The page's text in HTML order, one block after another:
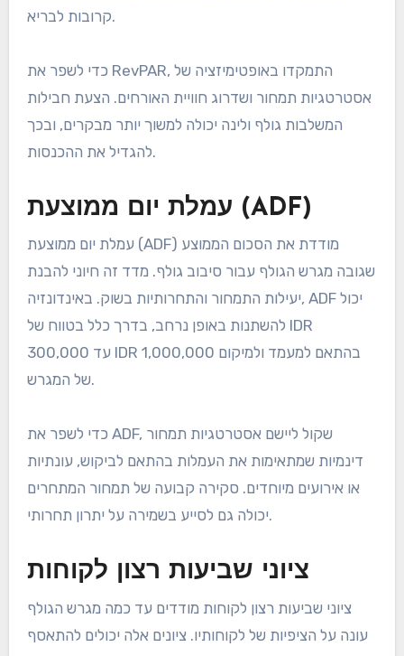
קרובות לבריא.
כדי לשפר את RevPAR, התמקדו באופטימיזציה של
אסטרטגיות תמחור ושדרוג חוויית האורחים. הצעת חבילות
המשלבות גולף ולינה יכולה למשוך יותר מבקרים, ובכך
להגדיל את ההכנסות.
עמלת יום ממוצעת (ADF)
עמלת יום ממוצעת (ADF) מודדת את הסכום הממוצע
שגובה מגרש הגולף עבור סיבוב גולף. מדד זה חיוני להבנת
יעילות התמחור והתחרותיות בשוק. באינדונזיה, ADF יכול
להשתנות באופן נרחב, בדרך כלל בטווח של IDR
300,000 עד IDR 1,000,000 בהתאם למעמד ולמיקום
של המגרש.
כדי לשפר את ADF, שקול ליישם אסטרטגיות תמחור
דינמיות שמתאימות את העמלות בהתאם לביקוש, עונתיות
או אירועים מיוחדים. סקירה קבועה של תמחור המתחרים
יכולה גם לסייע בשמירה על יתרון תחרותי.
ציוני שביעות רצון לקוחות
ציוני שביעות רצון לקוחות מודדים עד כמה מגרש הגולף
עונה על הציפיות של לקוחותיו. ציונים אלה יכולים להתאסף